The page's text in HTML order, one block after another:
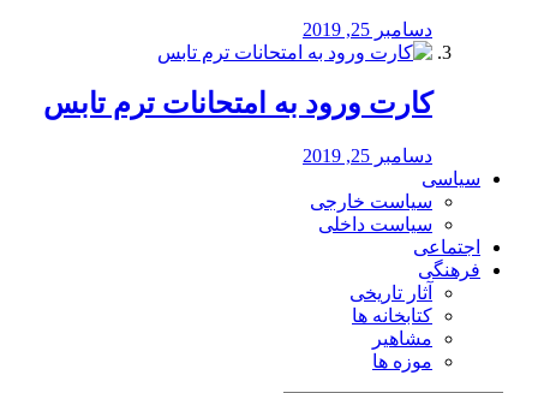
دسامبر 25, 2019
کارت ورود به امتحانات ترم تابس
دسامبر 25, 2019
سیاسی
سیاست خارجی
سیاست داخلی
اجتماعی
فرهنگی
آثار تاریخی
کتابخانه ها
مشاهیر
موزه ها